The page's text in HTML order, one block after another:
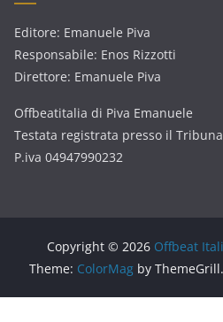
Editore: Emanuele Piva
Responsabile: Enos Rizzotti
Direttore: Emanuele Piva
Offbeatitalia di Piva Emanuele
Testata registrata presso il
P.iva 04947990232
Copyright © 2026 Offbeat
Theme: ColorMag by